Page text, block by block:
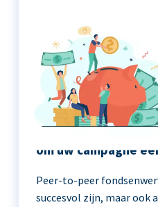
om uw campagne
Peer-to-peer
succesvol zijn, maar ook